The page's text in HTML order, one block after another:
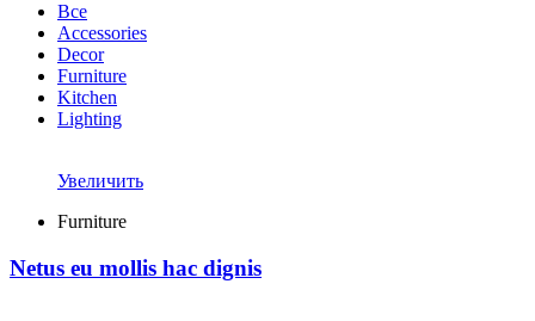
Все
Accessories
Decor
Furniture
Kitchen
Lighting
Увеличить
Furniture
Netus eu mollis hac dignis